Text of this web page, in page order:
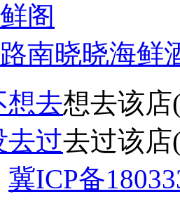
阁
南晓晓海鲜
想去想去该店
去过去过该店
冀ICP备